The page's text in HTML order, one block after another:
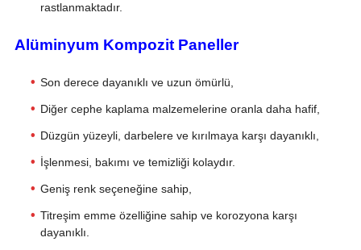
rastlanmaktadır.
Alüminyum Kompozit Paneller
Son derece dayanıklı ve uzun ömürlü,
Diğer cephe kaplama malzemelerine oranla daha hafif,
Düzgün yüzeyli, darbelere ve kırılmaya karşı dayanıklı,
İşlenmesi, bakımı ve temizliği kolaydır.
Geniş renk seçeneğine sahip,
Titreşim emme özelliğine sahip ve korozyona karşı
dayanıklı.